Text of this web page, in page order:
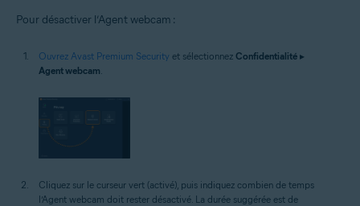
Pour désactiver l’Agent webcam :
Ouvrez Avast Premium Security et sélectionnez Confidentialité ▸
Agent webcam
Cliquez sur le curseur vert (activé), puis indiquez combien de temps
l’Agent webcam doit rester désactivé. La durée suggérée est de